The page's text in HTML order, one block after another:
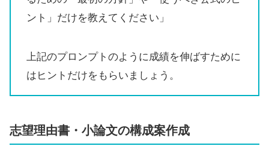
ント」だけを教えてください」
上記のプロンプトのように成績を伸ばすために
はヒントだけをもらいましょう。
志望理由書・小論文の構成案作成